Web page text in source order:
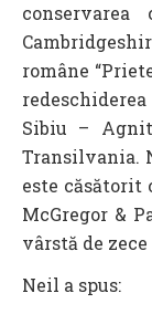
române
Sibiu –
Transilvania.
este căsătorit
McGregor &
vârstă de
Neil a spus: